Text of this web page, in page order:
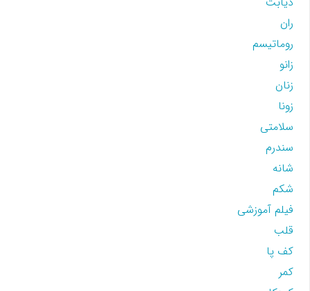
ران
روماتیسم
زانو
زنان
زونا
سلامتی
سندرم
شانه
شکم
فیلم آموزشی
قلب
کف پا
کمر